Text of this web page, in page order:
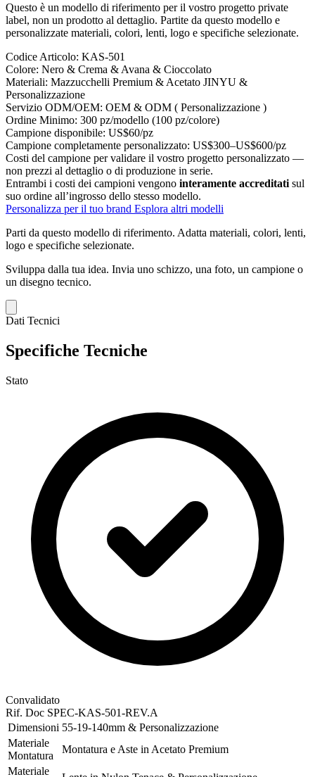
Questo è un modello di riferimento per il vostro progetto private
label, non un prodotto al dettaglio. Partite da questo modello e
personalizzate materiali, colori, lenti, logo e specifiche selezionate.
Codice Articolo: KAS-501
Colore: Nero & Crema & Avana & Cioccolato
Materiali: Mazzucchelli Premium & Acetato JINYU &
Personalizzazione
Servizio ODM/OEM: OEM & ODM ( Personalizzazione )
Ordine Minimo: 300 pz/modello (100 pz/colore)
Campione disponibile: US$60/pz
Campione completamente personalizzato: US$300–US$600/pz
Costi del campione per validare il vostro progetto personalizzato —
non prezzi al dettaglio o di produzione in serie.
Entrambi i costi dei campioni vengono interamente accreditati sul
suo ordine all’ingrosso dello stesso modello.
Personalizza per il tuo brand Esplora altri modelli
Parti da questo modello di riferimento. Adatta materiali, colori, lenti,
logo e specifiche selezionate.
Sviluppa dalla tua idea. Invia uno schizzo, una foto, un campione o
un disegno tecnico.
Dati Tecnici
Specifiche Tecniche
Stato
Convalidato
Rif. Doc SPEC-KAS-501-REV.A
Dimensioni 55-19-140mm & Personalizzazione
Materiale
Montatura
Montatura e Aste in Acetato Premium
Materiale